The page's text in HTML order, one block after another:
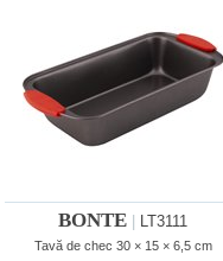
BONTE LT3111
Tavă de chec 30 × 15 × 6,5 cm